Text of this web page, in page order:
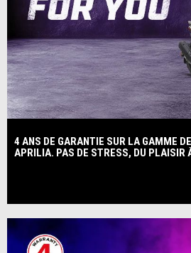
4 ANS DE GARANTIE SUR LA GAMME
APRILIA. PAS DE STRESS, DU PLAISIR